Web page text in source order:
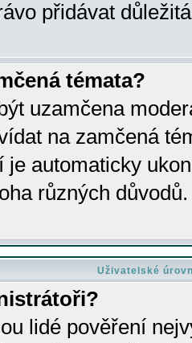
přidávat
témata?
uzamčena
na zamčená
je automaticky
různých důvodů.
Uživatelské
lidé pověření